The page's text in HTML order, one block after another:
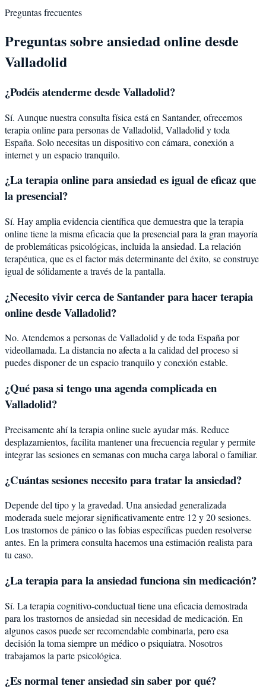
Preguntas frecuentes
Preguntas sobre ansiedadonline desde
Valladolid
¿Podéis atenderme desdeValladolid?
Sí. Aunque nuestra consulta física está en Santander, ofrecemos
terapia online para personas deValladolid, Valladolid y toda
España. Solo necesitas un dispositivo con cámara, conexión a
internet y un espacio tranquilo.
¿La terapia online paraansiedades igual de eficaz que
la presencial?
Sí. Hay amplia evidencia científica que demuestra que la terapia
online tiene la misma eficacia que la presencial para la gran mayoría
de problemáticas psicológicas, incluida la ansiedad. La relación
terapéutica, que es el factor más determinante del éxito, se construye
igual de sólidamente a través de la pantalla.
¿Necesito vivir cerca de Santander para hacer terapia
online desde Valladolid?
No. Atendemos a personas de Valladolid y de toda España por
videollamada. La distancia no afecta a la calidad del proceso si
puedes disponer de un espacio tranquilo y conexión estable.
¿Qué pasa si tengo una agenda complicada en
Valladolid?
Precisamente ahí la terapia online suele ayudar más. Reduce
desplazamientos, facilita mantener una frecuencia regular y permite
integrar las sesiones en semanas con mucha carga laboral o familiar.
¿Cuántas sesiones necesito para tratar la ansiedad?
Depende del tipo y la gravedad. Una ansiedad generalizada
moderada suele mejorar significativamente entre 12 y 20 sesiones.
Los trastornos de pánico o las fobias específicas pueden resolverse
antes. En la primera consulta hacemos una estimación realista para
tu caso.
¿La terapia para la ansiedad funciona sin medicación?
Sí. La terapia cognitivo-conductual tiene una eficacia demostrada
para los trastornos de ansiedad sin necesidad de medicación. En
algunos casos puede ser recomendable combinarla, pero esa
decisión la toma siempre un médico o psiquiatra. Nosotros
trabajamos la parte psicológica.
¿Es normal tener ansiedad sin saber por qué?